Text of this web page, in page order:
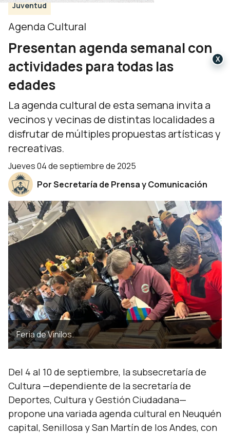
Juventud
Agenda Cultural
Presentan agenda semanal con
actividades para todas las
edades
La agenda cultural de esta semana invita a
vecinos y vecinas de distintas localidades a
disfrutar de múltiples propuestas artísticas y
recreativas.
jueves 04 de septiembre de 2025
Por Secretaría de Prensa y Comunicación
Feria de Vinilos.
Del 4 al 10 de septiembre, la subsecretaría de
Cultura —dependiente de la secretaría de
Deportes, Cultura y Gestión Ciudadana—
propone una variada agenda cultural en Neuquén
capital, Senillosa y San Martín de los Andes, con
X